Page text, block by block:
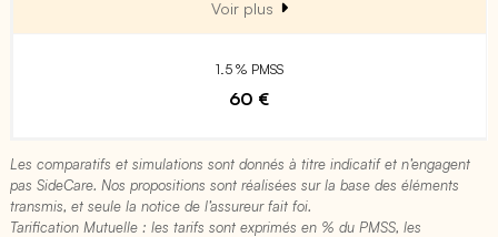
Voir plus
1.5 % PMSS
60 €
Les comparatifs et simulations sont donnés à titre indicatif et n’engagent
pas SideCare. Nos propositions sont réalisées sur la base des éléments
transmis, et seule la notice de l’assureur fait foi.
Tarification Mutuelle : les tarifs sont exprimés en % du PMSS, les